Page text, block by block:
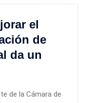
el
de
da un
de la Cámara de